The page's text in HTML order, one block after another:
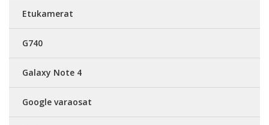
Etukamerat
G740
Galaxy Note 4
Google varaosat